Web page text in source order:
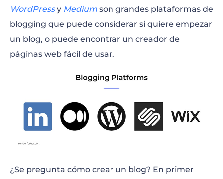
Finanzas
Consejos e inspiración para startups
Bienes Raíces
Listas de los mejores
WordPressy Medium son grandes plataformas de
blogging que puede considerar si quiere empezar
un blog, o puede encontrar un creador de
páginas web fácil de usar.
¿Se pregunta cómo crear un blog? En primer